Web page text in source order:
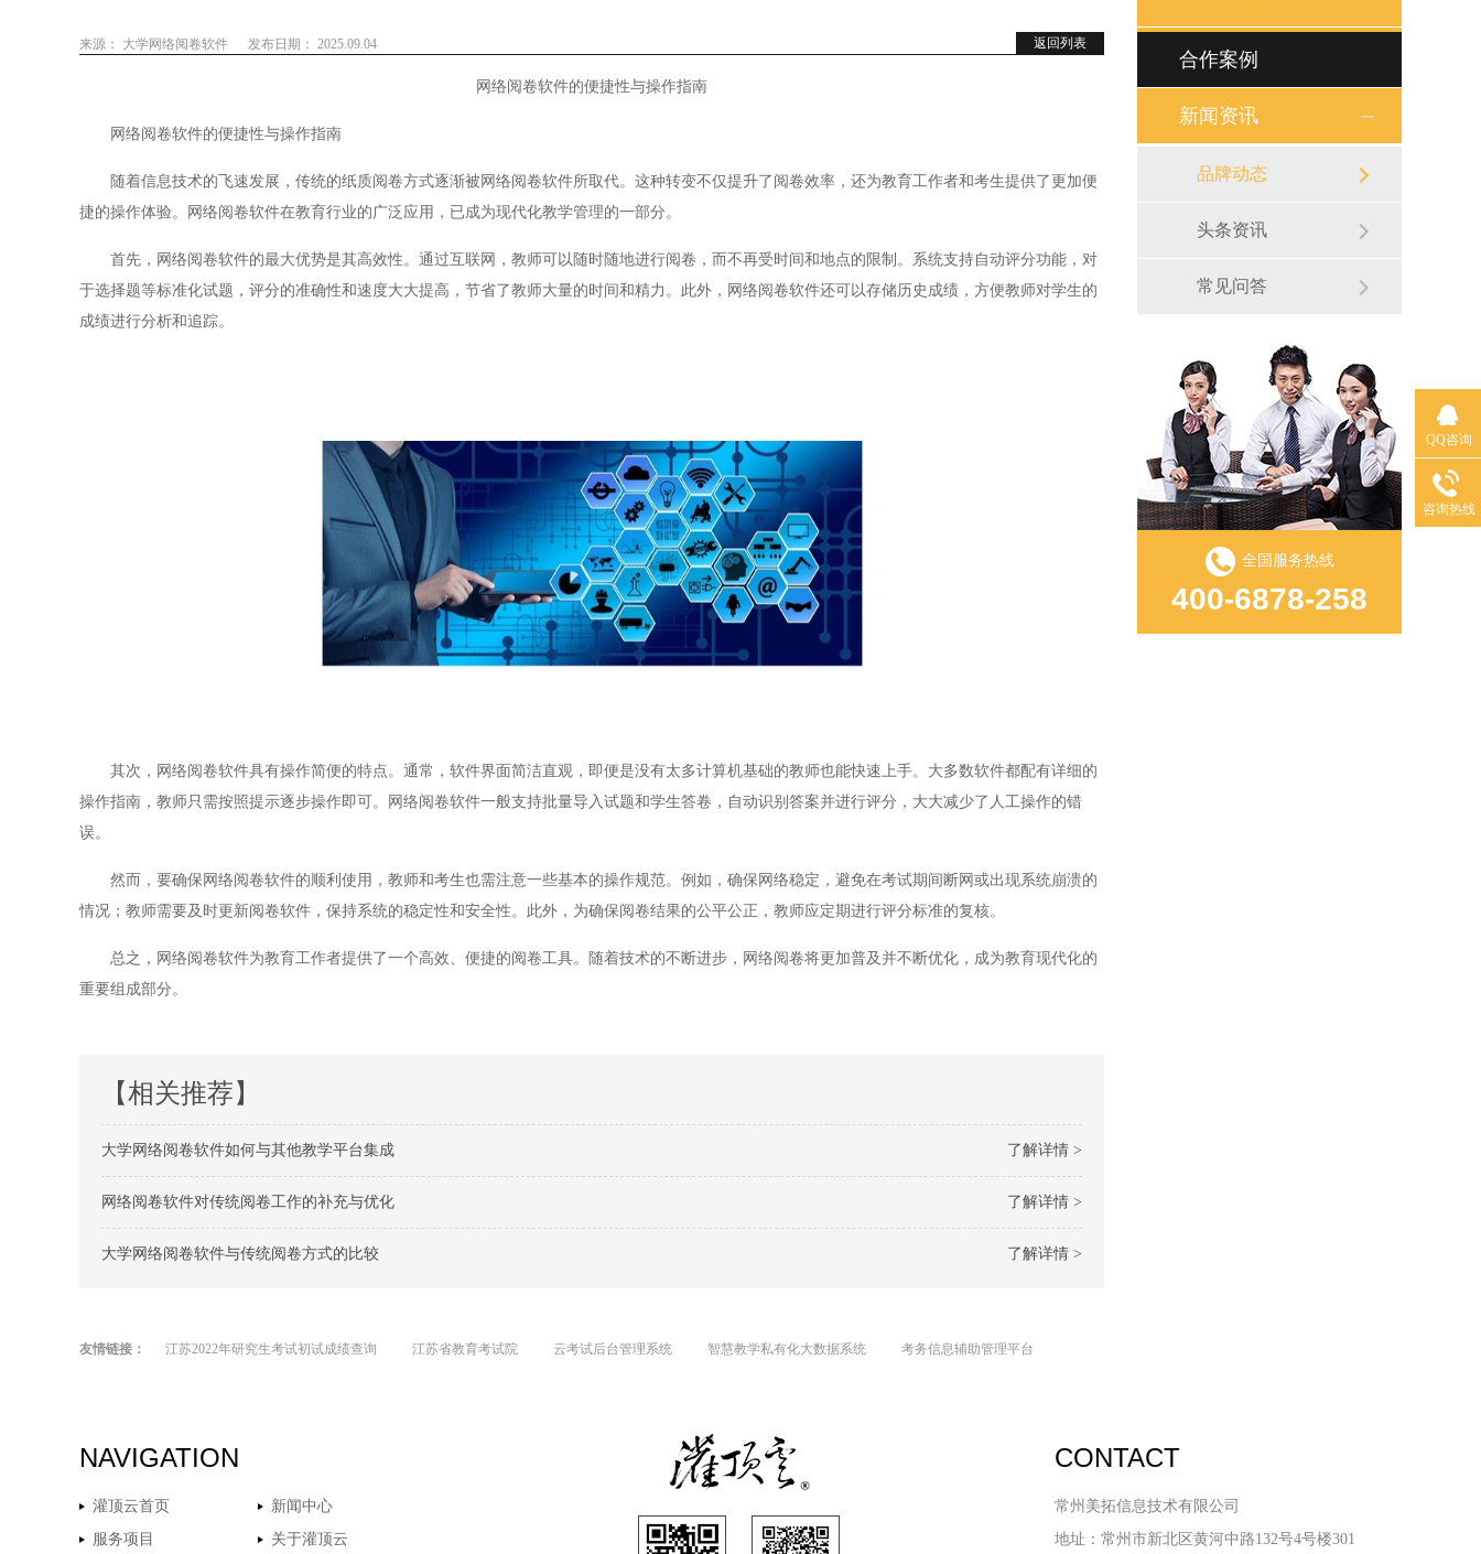
返回列表
来源： 大学网络阅卷软件 发布日期： 2025.09.04
网络阅卷软件的便捷性与操作指南
网络阅卷软件的便捷性与操作指南
随着信息技术的飞速发展，传统的纸质阅卷方式逐渐被网络阅卷软件所取代。这种转变不仅提升了阅卷效率，还为教育工作者和考生提供了更加便
捷的操作体验。网络阅卷软件在教育行业的广泛应用，已成为现代化教学管理的一部分。
首先，网络阅卷软件的最大优势是其高效性。通过互联网，教师可以随时随地进行阅卷，而不再受时间和地点的限制。系统支持自动评分功能，对
于选择题等标准化试题，评分的准确性和速度大大提高，节省了教师大量的时间和精力。此外，网络阅卷软件还可以存储历史成绩，方便教师对学生的
成绩进行分析和追踪。
其次，网络阅卷软件具有操作简便的特点。通常，软件界面简洁直观，即便是没有太多计算机基础的教师也能快速上手。大多数软件都配有详细的
操作指南，教师只需按照提示逐步操作即可。网络阅卷软件一般支持批量导入试题和学生答卷，自动识别答案并进行评分，大大减少了人工操作的错
误。
然而，要确保网络阅卷软件的顺利使用，教师和考生也需注意一些基本的操作规范。例如，确保网络稳定，避免在考试期间断网或出现系统崩溃的
情况；教师需要及时更新阅卷软件，保持系统的稳定性和安全性。此外，为确保阅卷结果的公平公正，教师应定期进行评分标准的复核。
总之，网络阅卷软件为教育工作者提供了一个高效、便捷的阅卷工具。随着技术的不断进步，网络阅卷将更加普及并不断优化，成为教育现代化的
重要组成部分。
【相关推荐】
了解详情 >
大学网络阅卷软件如何与其他教学平台集成
了解详情 >
网络阅卷软件对传统阅卷工作的补充与优化
了解详情 >
大学网络阅卷软件与传统阅卷方式的比较
合作案例
新闻资讯
品牌动态
头条资讯
常见问答
全国服务热线
400-6878-258
友情链接： 江苏2022年研究生考试初试成绩查询 江苏省教育考试院 云考试后台管理系统 智慧教学私有化大数据系统 考务信息辅助管理平台
NAVIGATION
灌顶云首页
新闻中心
服务项目
关于灌顶云
CONTACT
常州美拓信息技术有限公司
地址：常州市新北区黄河中路132号4号楼301
QQ咨询
咨询热线